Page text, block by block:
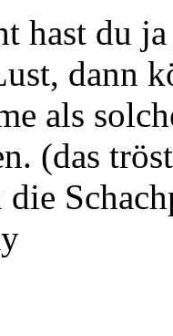
hast du
dann
als
(das
die